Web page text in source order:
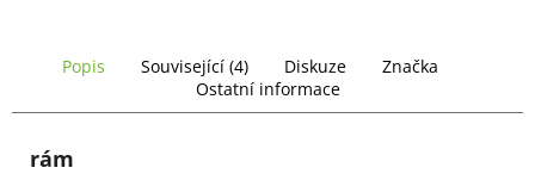
Popis Související (4) Diskuze
Značka
Ostatní informace
rám